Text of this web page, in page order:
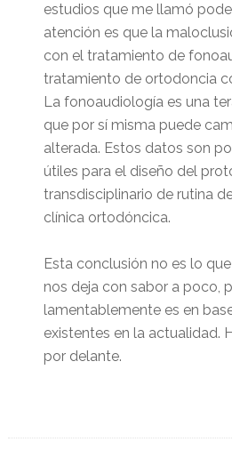
estudios que me llamó
atención es que la
con el tratamiento de
tratamiento de ortodoncia
La fonoaudiología es una
que por sí misma puede
alterada. Estos datos son
útiles para el diseño del
transdisciplinario de rutina
clínica ortodóncica.
Esta conclusión no es lo
nos deja con sabor a poco,
lamentablemente es en
existentes en la actualidad.
por delante.